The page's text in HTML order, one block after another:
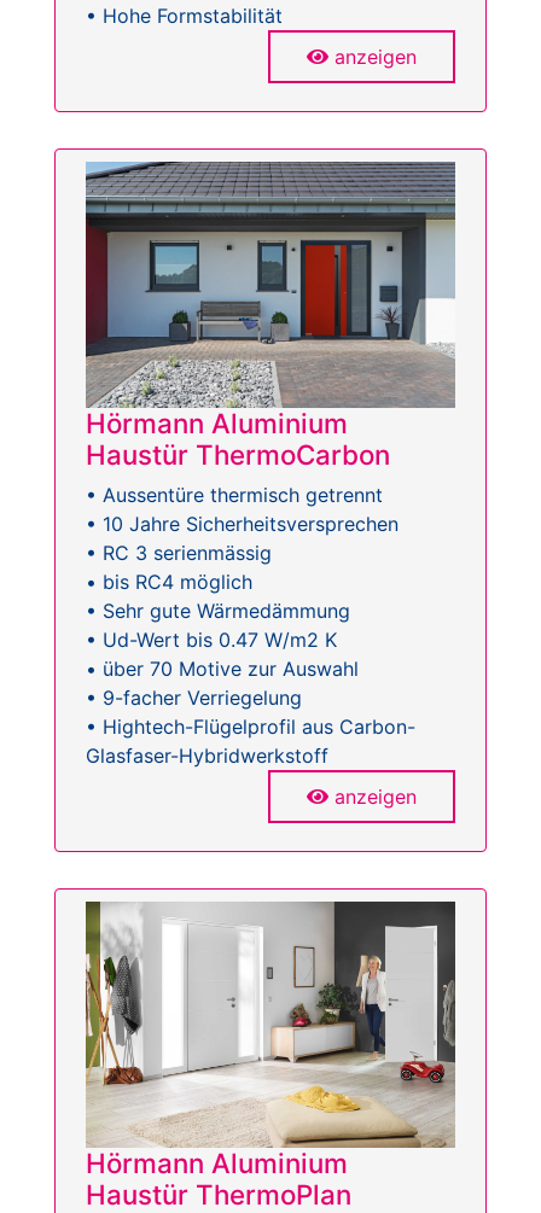
• Hohe Formstabilität
anzeigen
Hörmann Aluminium
Haustür ThermoCarbon
• Aussentüre thermisch getrennt
• 10 Jahre Sicherheitsversprechen
• RC 3 serienmässig
• bis RC4 möglich
• Sehr gute Wärmedämmung
• Ud-Wert bis 0.47 W/m2 K
• über 70 Motive zur Auswahl
• 9-facher Verriegelung
• Hightech-Flügelprofil aus Carbon-
Glasfaser-Hybridwerkstoff
anzeigen
Hörmann Aluminium
Haustür ThermoPlan